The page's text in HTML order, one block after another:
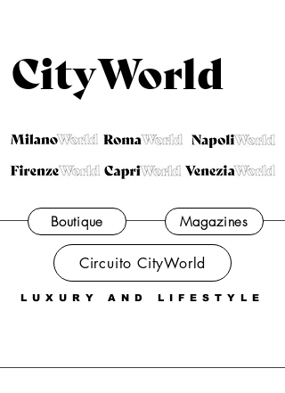
CityWorld
LUXURY AND LIFESTYLE
Magazines
Boutique
Circuito CityWorld